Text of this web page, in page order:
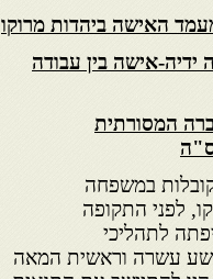
האישה ביהדות מרוקו
אישה בין עבודה
המסורתית
במשפחה
לפני התקופה
לתהליכי
עשרה וראשית המאה